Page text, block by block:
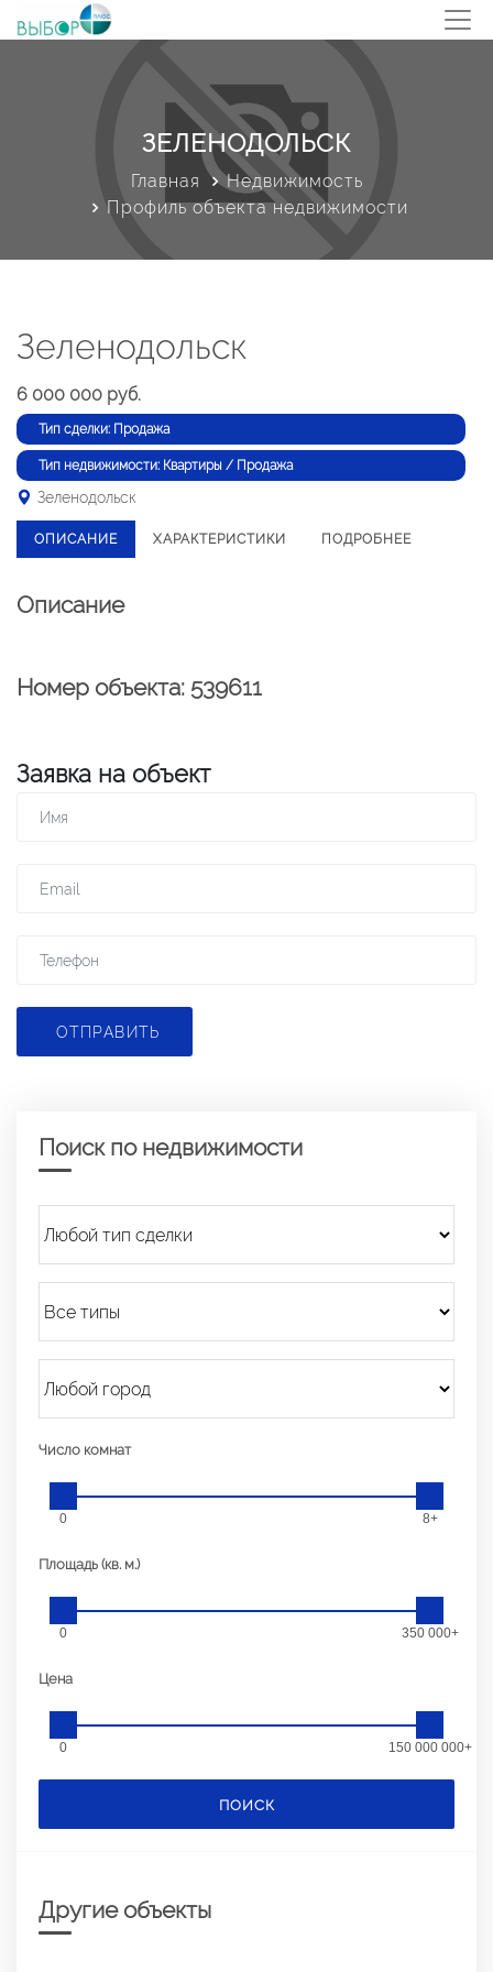
ЗЕЛЕНОДОЛЬСК
Главная
Недвижимость
Профиль объекта недвижимости
Зеленодольск
6 000 000 руб.
Тип сделки: Продажа
Тип недвижимости: Квартиры / Продажа
Зеленодольск
ОПИСАНИЕ ХАРАКТЕРИСТИКИ ПОДРОБНЕЕ
Описание
Номер объекта: 539611
Заявка на объект
ОТПРАВИТЬ
Поиск по недвижимости
Число комнат
0 8+
Площадь (кв. м.)
0 350 000+
Цена
0 150 000 000+
ПОИСК
Другие объекты